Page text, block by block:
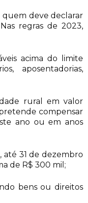
deve declarar
regras de 2023,
acima do limite
aposentadorias,
rural em valor
compensar
ano ou em anos
até 31 de dezembro
de R$ 300 mil;
bens ou direitos